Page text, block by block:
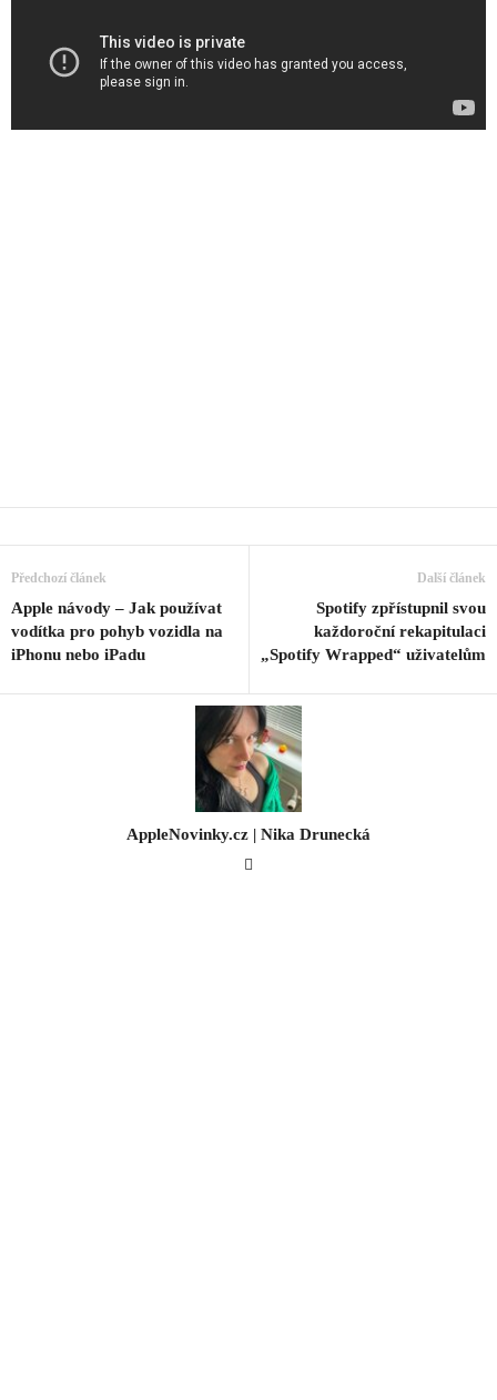
Předchozí článek
Apple návody – Jak používat
vodítka pro pohyb vozidla na
iPhonu nebo iPadu
Další článek
Spotify zpřístupnil svou
každoroční rekapitulaci
„Spotify Wrapped“ uživatelům
AppleNovinky.cz | Nika Drunecká